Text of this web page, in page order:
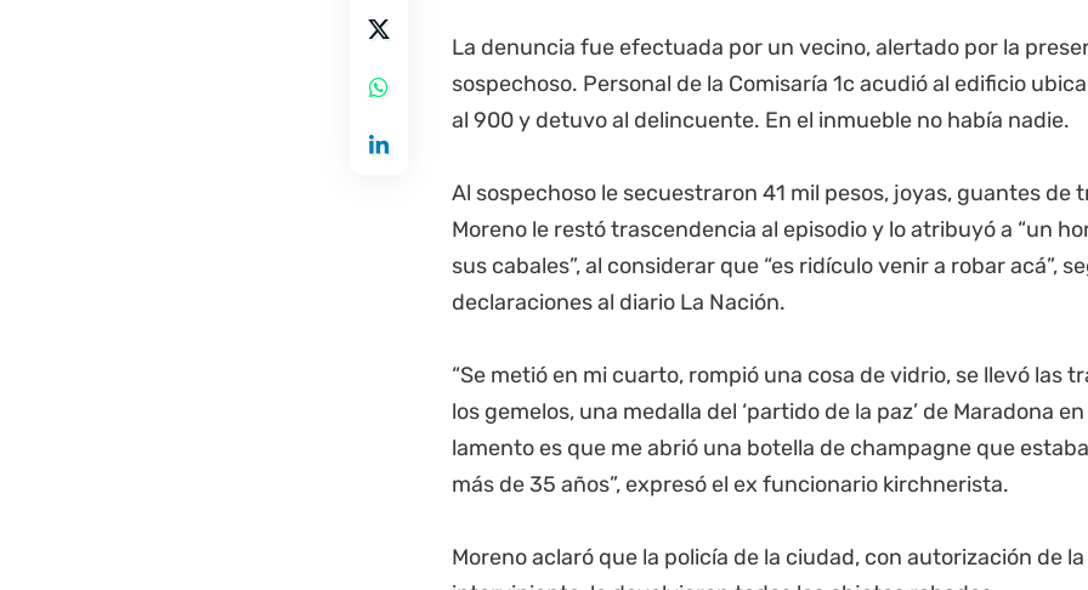
La denuncia fue efectuada por un vecino, alertado por la
sospechoso. Personal de la Comisaría 1c acudió al edificio
al 900 y detuvo al delincuente. En el inmueble no había nadie.
Al sospechoso le secuestraron 41 mil pesos, joyas, guantes de
Moreno le restó trascendencia al episodio y lo atribuyó a “un
sus cabales”, al considerar que “es ridículo venir a robar acá”,
declaraciones al diario La Nación.
“Se metió en mi cuarto, rompió una cosa de vidrio, se llevó las
los gemelos, una medalla del ‘partido de la paz’ de Maradona
lamento es que me abrió una botella de champagne que
más de 35 años”, expresó el ex funcionario kirchnerista.
Moreno aclaró que la policía de la ciudad, con autorización de